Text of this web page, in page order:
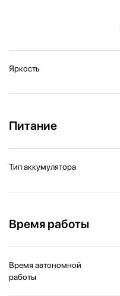
Яркость
Питание
Тип аккумулятора
Время работы
Время автономной
работы